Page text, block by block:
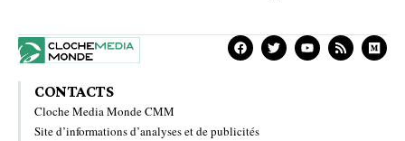
CONTACTS
Cloche Media Monde CMM
Site d’informations d’analyses et de publicités